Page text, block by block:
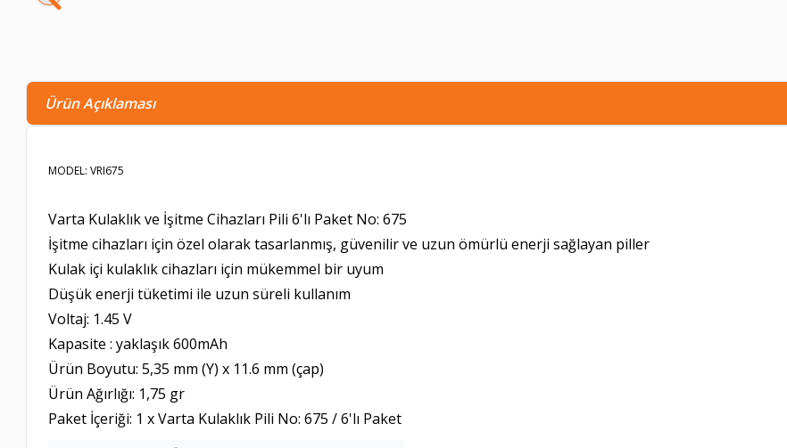
84,20
Ürün Açıklaması
MODEL: VRI675
Varta Kulaklık ve İşitme Cihazları Pili 6'lı Paket No: 675
İşitme cihazları için özel olarak tasarlanmış, güvenilir ve uzun ömürlü enerji sağlayan piller
Kulak içi kulaklık cihazları için mükemmel bir uyum
Düşük enerji tüketimi ile uzun süreli kullanım
Voltaj: 1.45 V
Kapasite : yaklaşık 600mAh
Ürün Boyutu: 5,35 mm (Y) x 11.6 mm (çap)
Ürün Ağırlığı: 1,75 gr
Paket İçeriği: 1 x Varta Kulaklık Pili No: 675 / 6'lı Paket